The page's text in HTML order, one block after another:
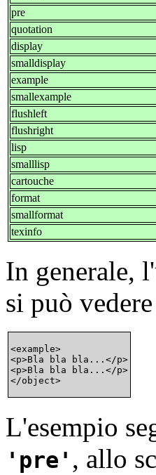
pre
quotation
display
smalldisplay
example
smallexample
flushleft
flushright
lisp
smalllisp
cartouche
format
smallformat
texinfo
In generale,
si può
<example>
<p>Bla bla bla...</p>
<p>Bla bla bla...</p>
L'esempio
pre
, allo